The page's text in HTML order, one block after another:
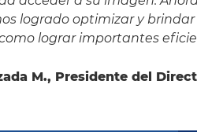
logrado optimizar y
lograr importantes
M., Presidente del